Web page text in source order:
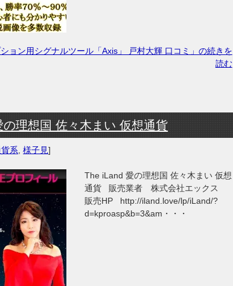
ション用シグナルツール「Axis」 戸村大輝 口コミ」の続きを
読む
の理想国 佐々木まい 仮想通貨
系 ,様子見]
The iLand 愛の理想国 佐々木まい 仮想
通貨 販売業者 株式会社エックス
販売HP http://iland.love/lp/iLand/?
d=kproasp&b=3&am・・・